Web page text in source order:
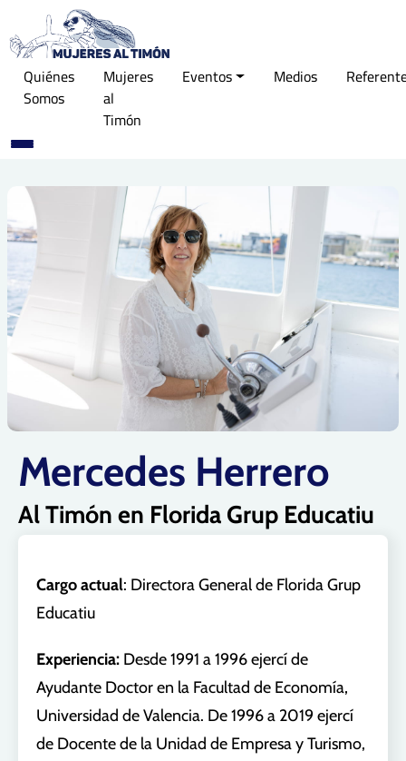
Quiénes
Somos
Mujeres
al
Timón
Eventos Medios
Mercedes Herrero
Al Timón en Florida Grup Educatiu
Cargo actual: Directora General de Florida Grup
Educatiu
Experiencia: Desde 1991 a 1996 ejercí de
Ayudante Doctor en la Facultad de Economía,
Universidad de Valencia. De 1996 a 2019 ejercí
de Docente de la Unidad de Empresa y Turismo,